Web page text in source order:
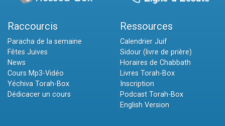
Raccourcis
Paracha de la semaine
Fêtes Juives
News
Cours Mp3-Vidéo
Yéchiva Torah-Box
Dédicacer un cours
Ressources
Calendrier Juif
Sidour (livre de prière)
Horaires de Chabbath
Livres Torah-Box
Inscription
Podcast Torah-Box
English Version